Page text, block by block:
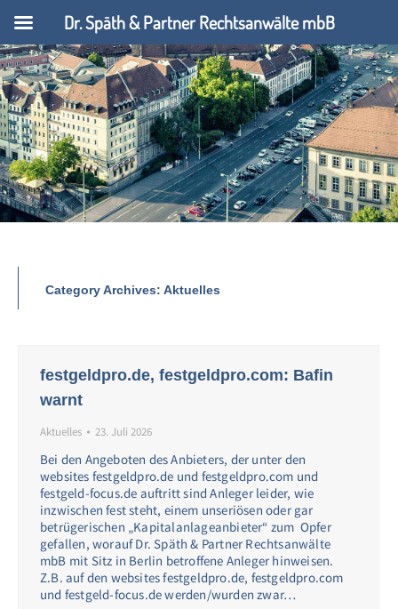
Category Archives: Aktuelles
festgeldpro.de, festgeldpro.com: Bafin
warnt
Aktuelles 23. Juli 2026
Bei den Angeboten des Anbieters, der unter den
websites festgeldpro.de und festgeldpro.com und
festgeld-focus.de auftritt sind Anleger leider, wie
inzwischen fest steht, einem unseriösen oder gar
betrügerischen „Kapitalanlageanbieter“ zum Opfer
gefallen, worauf Dr. Späth & Partner Rechtsanwälte
mbB mit Sitz in Berlin betroffene Anleger hinweisen.
Z.B. auf den websites festgeldpro.de, festgeldpro.com
und festgeld-focus.de werden/wurden zwar…
Dr. Späth & Partner Rechtsanwälte mbB